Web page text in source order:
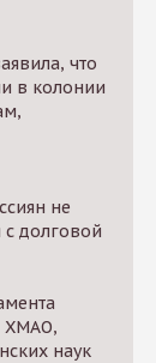
что
в колонии
не
с долговой
ХМАО,
наук